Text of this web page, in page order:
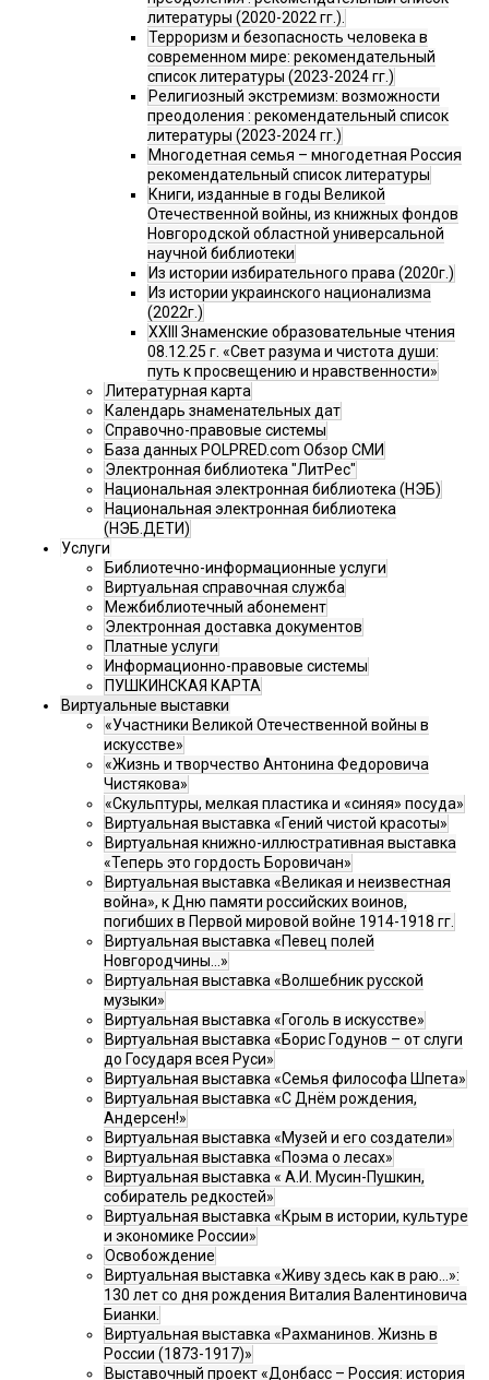
литературы (2020-2022 гг.).
Терроризм и безопасность человека в
современном мире: рекомендательный
список литературы (2023-2024 гг.)
Религиозный экстремизм: возможности
преодоления : рекомендательный список
литературы (2023-2024 гг.)
Многодетная семья – многодетная Россия
рекомендательный список литературы
Книги, изданные в годы Великой
Отечественной войны, из книжных фондов
Новгородской областной универсальной
научной библиотеки
Из истории избирательного права (2020г.)
Из истории украинского национализма
(2022г.)
XXIII Знаменские образовательные чтения
08.12.25 г. «Свет разума и чистота души:
путь к просвещению и нравственности»
Литературная карта
Календарь знаменательных дат
Справочно-правовые системы
База данных POLPRED.com Обзор СМИ
Электронная библиотека "ЛитРес"
Национальная электронная библиотека (НЭБ)
Национальная электронная библиотека
(НЭБ.ДЕТИ)
Услуги
Библиотечно-информационные услуги
Виртуальная справочная служба
Межбиблиотечный абонемент
Электронная доставка документов
Платные услуги
Информационно-правовые системы
ПУШКИНСКАЯ КАРТА
Виртуальные выставки
«Участники Великой Отечественной войны в
искусстве»
«Жизнь и творчество Антонина Федоровича
Чистякова»
«Скульптуры, мелкая пластика и «синяя» посуда»
Виртуальная выставка «Гений чистой красоты»
Виртуальная книжно-иллюстративная выставка
«Теперь это гордость Боровичан»
Виртуальная выставка «Великая и неизвестная
война», к Дню памяти российских воинов,
погибших в Первой мировой войне 1914-1918 гг.
Виртуальная выставка «Певец полей
Новгородчины…»
Виртуальная выставка «Волшебник русской
музыки»
Виртуальная выставка «Гоголь в искусстве»
Виртуальная выставка «Борис Годунов – от слуги
до Государя всея Руси»
Виртуальная выставка «Семья философа Шпета»
Виртуальная выставка «С Днём рождения,
Андерсен!»
Виртуальная выставка «Музей и его создатели»
Виртуальная выставка «Поэма о лесах»
Виртуальная выставка « А.И. Мусин-Пушкин,
собиратель редкостей»
Виртуальная выставка «Крым в истории, культуре
и экономике России»
Освобождение
Виртуальная выставка «Живу здесь как в раю…»:
130 лет со дня рождения Виталия Валентиновича
Бианки.
Виртуальная выставка «Рахманинов. Жизнь в
России (1873-1917)»
Выставочный проект «Донбасс – Россия: история